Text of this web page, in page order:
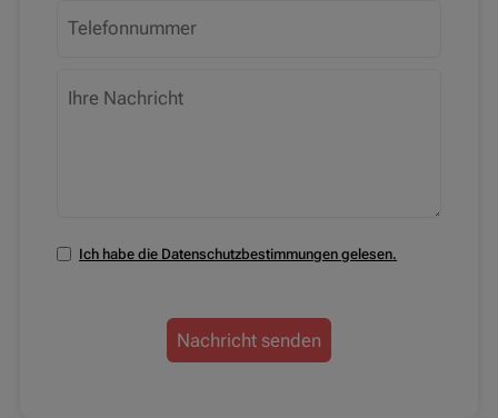
Ich habe die Datenschutzbestimmungen gelesen.
Nachricht senden